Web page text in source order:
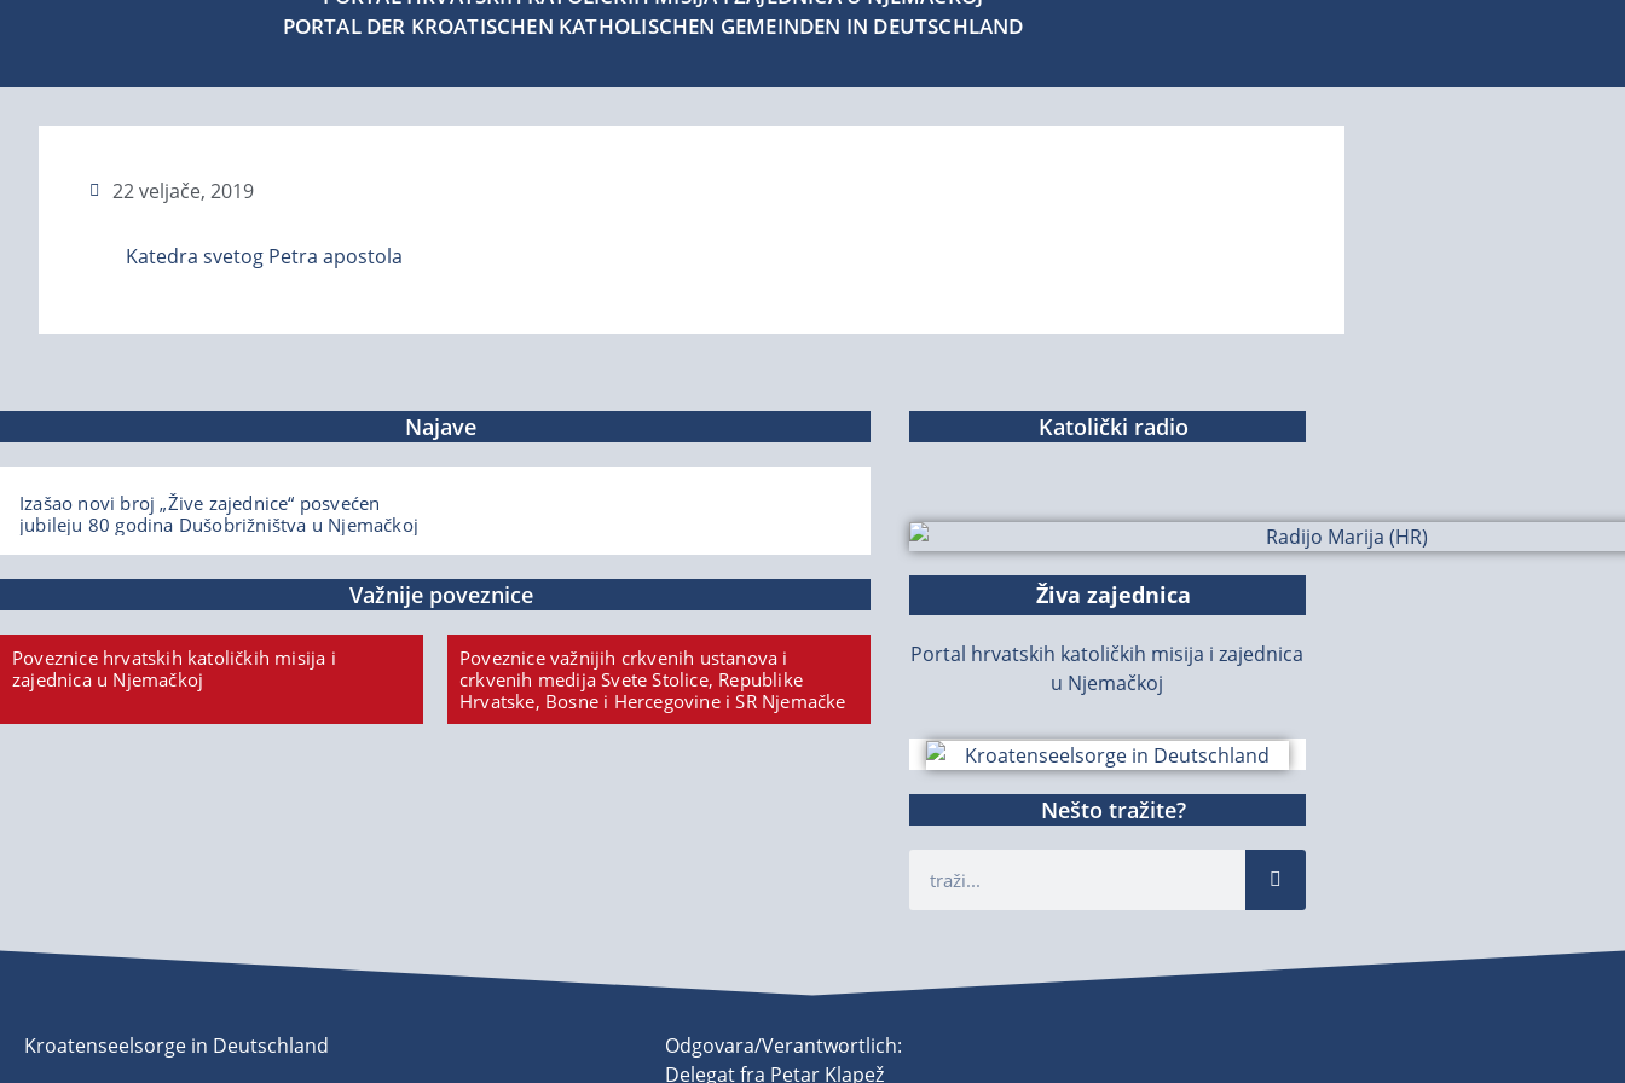
PORTAL DER KROATISCHEN KATHOLISCHEN GEMEINDEN IN DEUTSCHLAND
22 veljače, 2019
Katedra svetog Petra apostola
Najave
Izašao novi broj „Žive zajednice“ posvećen
jubileju 80 godina Dušobrižništva u Njemačkoj
Važnije poveznice
Poveznice hrvatskih katoličkih misija i
zajednica u Njemačkoj
Poveznice važnijih crkvenih ustanova i
crkvenih medija Svete Stolice, Republike
Hrvatske, Bosne i Hercegovine i SR Njemačke
Katolički radio
Živa zajednica
Portal hrvatskih katoličkih misija i zajednica
u Njemačkoj
Nešto tražite?
Kroatenseelsorge in Deutschland
Odgovara/Verantwortlich:
Delegat fra Petar Klapež